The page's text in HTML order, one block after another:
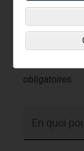
Appelez le :
obligatoires.
En quoi